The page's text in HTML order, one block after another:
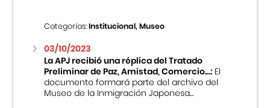
Categorías:Institucional, Museo
03/10/2023
La APJ recibió una réplica del Tratado
Preliminar de Paz, Amistad, Comercio...:El
documento formará parte del archivo del
Museo de la Inmigración Japonesa...